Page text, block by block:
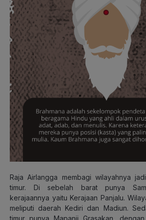
Raja Airlangga membagi wilayahnya
timur. Di sebelah barat punya
kerajaannya yaitu Kerajaan Panjalu.
meliputi daerah Kediri dan Madiun.